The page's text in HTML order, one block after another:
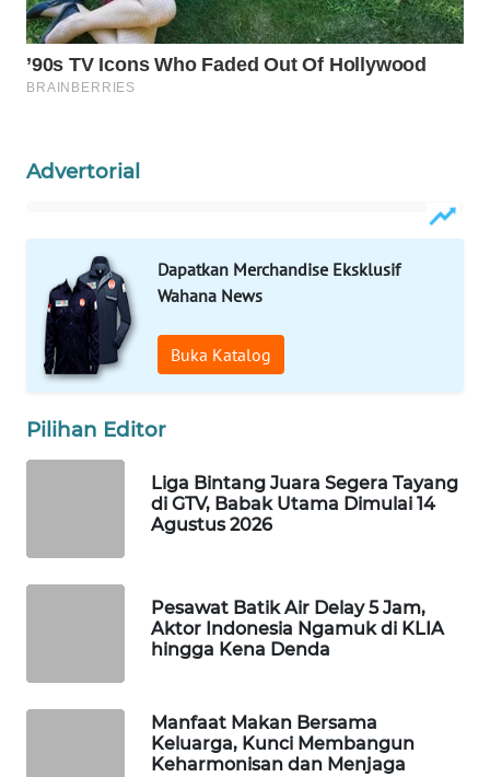
Advertorial
Dapatkan Merchandise Eksklusif
Wahana News
Buka Katalog
Pilihan Editor
Liga Bintang Juara Segera Tayang
di GTV, Babak Utama Dimulai 14
Agustus 2026
Pesawat Batik Air Delay 5 Jam,
Aktor Indonesia Ngamuk di KLIA
hingga Kena Denda
Manfaat Makan Bersama
Keluarga, Kunci Membangun
Keharmonisan dan Menjaga
TV
WAHANANEWS
ID
CO ID
NET
WAHANA
SPORT
WAHANA
UMKM
WAHANA
PERSONA